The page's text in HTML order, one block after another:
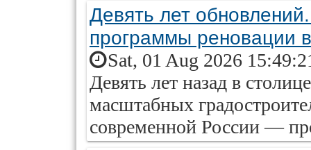
Девять лет
программы реновации
Sat, 01 Aug 2026
Девять лет назад в
масштабных
современной России —